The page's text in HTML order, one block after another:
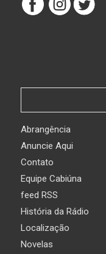
Abrangência
Anuncie Aqui
Contato
Equipe Cabiúna
feed RSS
História da Rádio
Localização
Novelas